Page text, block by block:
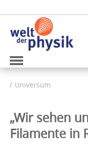
Universum
„Wir sehen
Filamente in